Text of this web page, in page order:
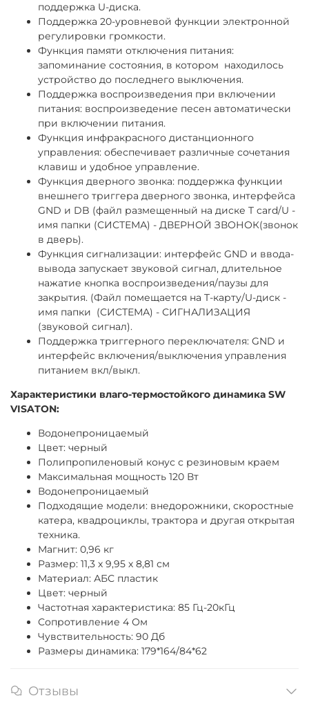
поддержка U-диска.
Поддержка 20-уровневой функции электронной
регулировки громкости.
Функция памяти отключения питания:
запоминание состояния, в котором находилось
устройство до последнего выключения.
Поддержка воспроизведения при включении
питания: воспроизведение песен автоматически
при включении питания.
Функция инфракрасного дистанционного
управления: обеспечивает различные сочетания
клавиш и удобное управление.
Функция дверного звонка: поддержка функции
внешнего триггера дверного звонка, интерфейса
GND и DB (файл размещенный на диске T card/U -
имя папки (СИСТЕМА) - ДВЕРНОЙ ЗВОНОК(звонок
в дверь).
Функция сигнализации: интерфейс GND и ввода-
вывода запускает звуковой сигнал, длительное
нажатие кнопка воспроизведения/паузы для
закрытия. (Файл помещается на T-карту/U-диск -
имя папки (СИСТЕМА) - СИГНАЛИЗАЦИЯ
(звуковой сигнал).
Поддержка триггерного переключателя: GND и
интерфейс включения/выключения управления
питанием вкл/выкл.
Характеристики влаго-термостойкого динамика SW
VISATON:
Водонепроницаемый
Цвет: черный
Полипропиленовый конус с резиновым краем
Максимальная мощность 120 Вт
Водонепроницаемый
Подходящие модели: внедорожники, скоростные
катера, квадроциклы, трактора и другая открытая
техника.
Магнит: 0,96 кг
Размер: 11,3 х 9,95 х 8,81 см
Материал: АБС пластик
Цвет: черный
Частотная характеристика: 85 Гц-20кГц
Сопротивление 4 Ом
Чувствительность: 90 Дб
Размеры динамика: 179*164/84*62
Отзывы